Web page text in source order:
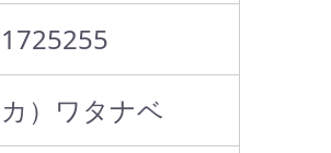
1725255
カ）ワタナベ